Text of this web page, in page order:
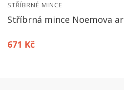
STŘÍBRNÉ MINCE
Stříbrná mince Noemova
671 Kč